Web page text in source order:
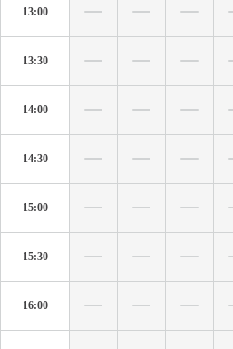
13:00
13:30
14:00
14:30
15:00
15:30
16:00